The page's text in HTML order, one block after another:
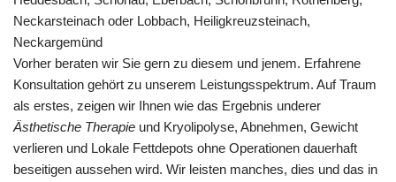
Neckarsteinach oder Lobbach, Heiligkreuzsteinach,
Neckargemünd
Vorher beraten wir Sie gern zu diesem und jenem. Erfahrene
Konsultation gehört zu unserem Leistungsspektrum. Auf Traum
als erstes, zeigen wir Ihnen wie das Ergebnis underer
Ästhetische Therapie und Kryolipolyse, Abnehmen, Gewicht
verlieren und Lokale Fettdepots ohne Operationen dauerhaft
beseitigen aussehen wird. Wir leisten manches, dies und das in